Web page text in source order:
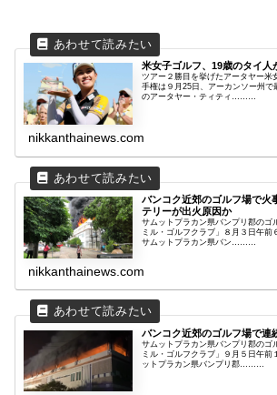
米女子ゴルフ、19歳のタイ人
ツアー２勝目を挙げたアータヤー米
手権は９月25日、アーカンソー州で
のアータヤー・ティティ………
nikkanthainews.com
バンコク近郊のゴルフ場で火
テリーが出火原因か
サムットプラカン県バンプリ郡のゴ
ミル・ゴルフクラブ」８月３日午前
サムットプラカン県バン………
nikkanthainews.com
バンコク近郊のゴルフ場で連
サムットプラカン県バンプリ郡のゴ
ミル・ゴルフクラブ」９月５日午前
ットプラカン県バンプリ郡………